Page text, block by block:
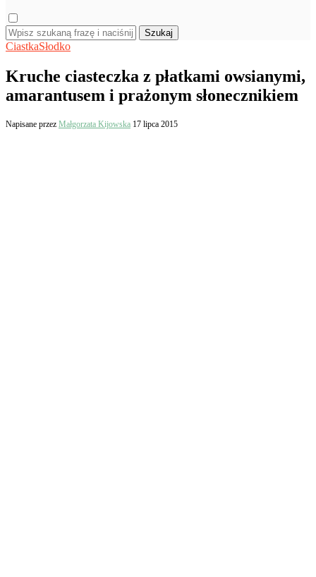
Szukaj
CiastkaSłodko
Kruche ciasteczka z płatkami owsianymi,
amarantusem i prażonym słonecznikiem
Napisane przez Małgorzata Kijowska 17 lipca 2015